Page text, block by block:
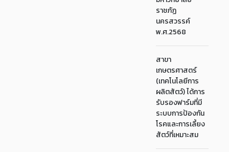
ราชภัฏ
นครสวรรค์
พ.ศ.2568
สาขา
เกษตรศาสตร์
(เทคโนโลยีการ
ผลิตสัตว์) ได้การ
รับรองฟาร์มที่มี
ระบบการป้องกัน
โรคและการเลี้ยง
สัตว์ที่เหมาะสม